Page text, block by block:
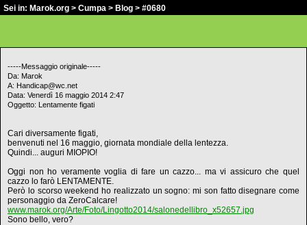
Sei in: Marok.org > Cumpa > Blog > #0680
-----Messaggio originale-----
Da: Marok
A: Handicap@wc.net
Data: Venerdì 16 maggio 2014 2:47
Oggetto: Lentamente figati
Cari diversamente figati,
benvenuti nel 16 maggio, giornata mondiale della lentezza.
Quindi... auguri MIOPIO!
Oggi non ho veramente voglia di fare un cazzo... ma vi assicuro che quel
cazzo lo farò LENTAMENTE.
Però lo scorso weekend ho realizzato un sogno: mi son fatto disegnare come
personaggio da ZeroCalcare!
www.marok.org/Arte/Foto/Lingotto2014/salonedellibro_x52657.jpg
Sono bello, vero?